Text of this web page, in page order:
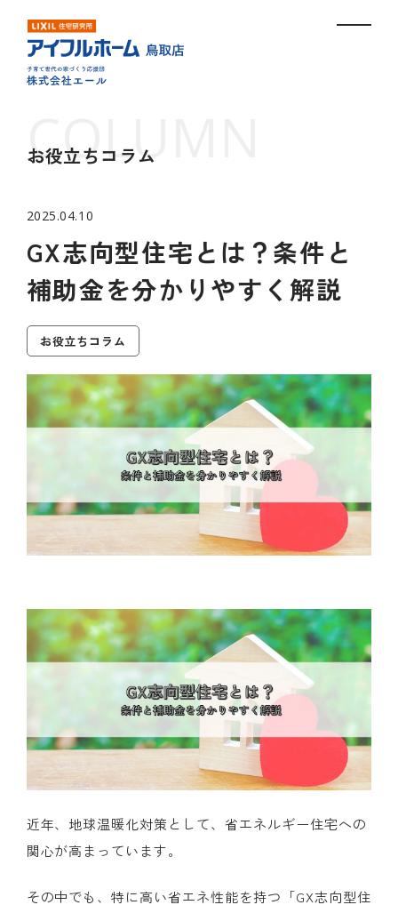
お役立ちコラム
2025.04.10
GX志向型住宅とは？条件と
補助金を分かりやすく解説
お役立ちコラム
近年、地球温暖化対策として、省エネルギー住宅への
関心が高まっています。
その中でも、特に高い省エネ性能を持つ「GX志向型住